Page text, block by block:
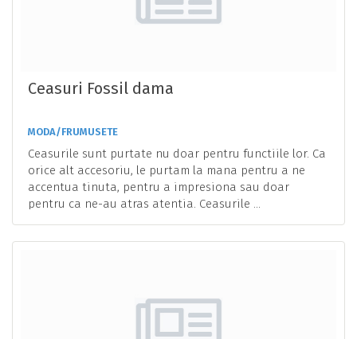
Ceasuri Fossil dama
MODA/FRUMUSETE
Ceasurile sunt purtate nu doar pentru functiile lor. Ca
orice alt accesoriu, le purtam la mana pentru a ne
accentua tinuta, pentru a impresiona sau doar
pentru ca ne-au atras atentia. Ceasurile ...